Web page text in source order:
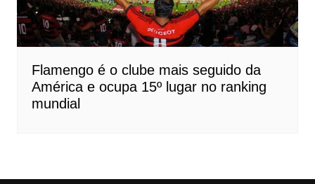
Flamengo é o clube mais seguido da
América e ocupa 15º lugar no ranking
mundial